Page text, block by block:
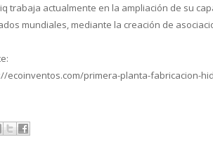
trabaja actualmente en la ampliación de su
mundiales, mediante la creación de
ecoinventos.com/primera-planta-fabricacion-